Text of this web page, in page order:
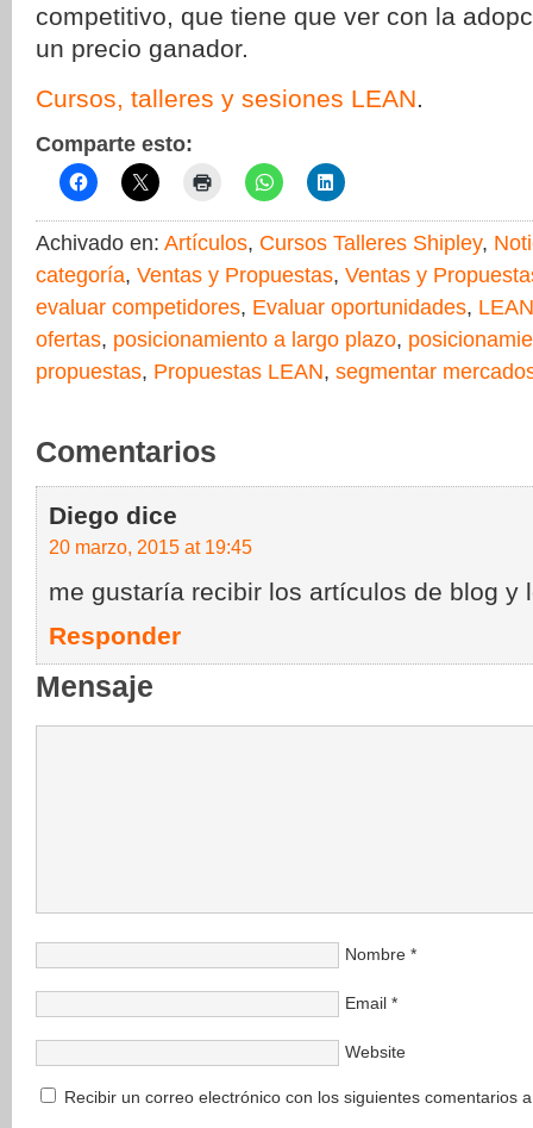
competitivo, que tiene que ver con la
un precio ganador.
Cursos, talleres y sesiones LEAN.
Comparte esto:
Achivado en: Artículos, Cursos Talleres Shipley,
categoría, Ventas y Propuestas, Ventas y
evaluar competidores, Evaluar oportunidades, LEAN
ofertas, posicionamiento a largo plazo,
propuestas, Propuestas LEAN, segmentar
Comentarios
Diego dice
20 marzo, 2015 at 19:45
me gustaría recibir los artículos de blog y
Responder
Mensaje
Nombre *
Email *
Website
Recibir un correo electrónico con los siguientes comentarios